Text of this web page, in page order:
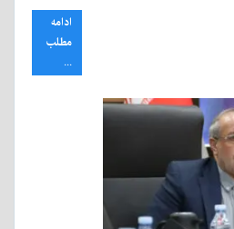
ادامه
مطلب
...